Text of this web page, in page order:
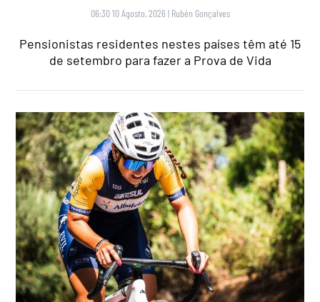
06:30 10 Agosto, 2026 | Rubén Gonçalves
Pensionistas residentes nestes países têm até 15
de setembro para fazer a Prova de Vida